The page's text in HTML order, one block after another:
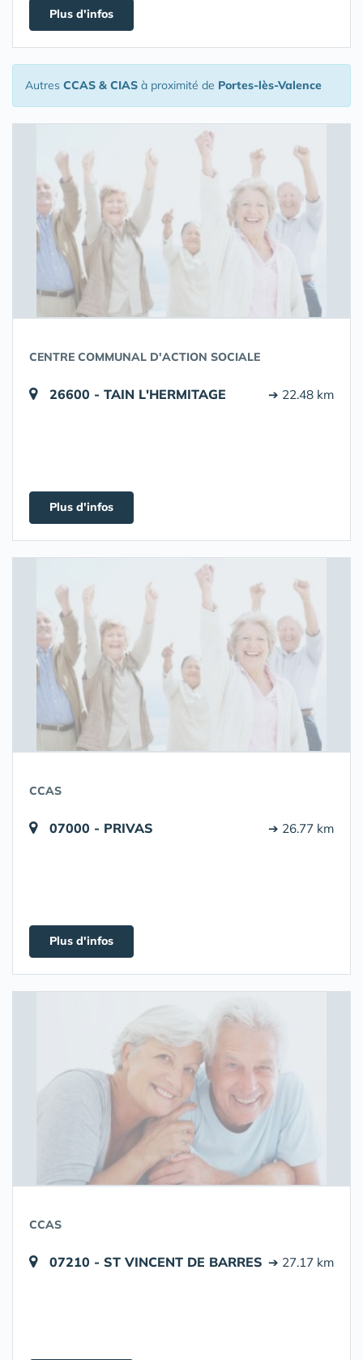
Plus d'infos
Autres CCAS & CIAS à proximité de Portes-lès-Valence
CENTRE COMMUNAL D'ACTION SOCIALE
26600 - TAIN L'HERMITAGE ➔ 22.48 km
Plus d'infos
CCAS
07000 - PRIVAS ➔ 26.77 km
Plus d'infos
CCAS
07210 - ST VINCENT DE BARRES ➔ 27.17 km